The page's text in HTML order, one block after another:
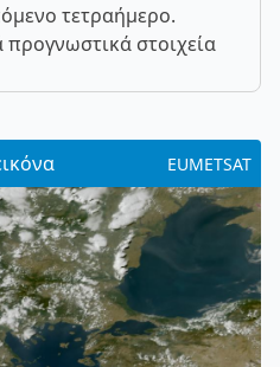
τετραήμερο.
στοιχεία
EUMETSAT